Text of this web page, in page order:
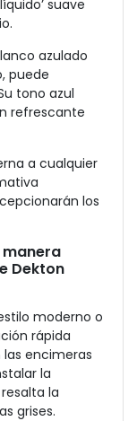
suave
azulado
puede
tono azul
refrescante
a cualquier
los
manera
Dekton
moderno o
rápida
encimeras
la
la
grises.